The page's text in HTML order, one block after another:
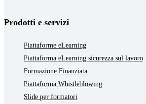
Prodotti e servizi
Piattaforme eLearning
Piattaforma eLearning sicurezza sul lavoro
Formazione Finanziata
Piattaforma Whistleblowing
Slide per formatori